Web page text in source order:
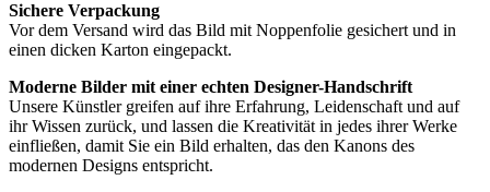
Sichere Verpackung
Vor dem Versand wird das Bild mit Noppenfolie gesichert und in
einen dicken Karton eingepackt.
Moderne Bilder mit einer echten Designer-Handschrift
Unsere Künstler greifen auf ihre Erfahrung, Leidenschaft und auf
ihr Wissen zurück, und lassen die Kreativität in jedes ihrer Werke
einfließen, damit Sie ein Bild erhalten, das den Kanons des
modernen Designs entspricht.